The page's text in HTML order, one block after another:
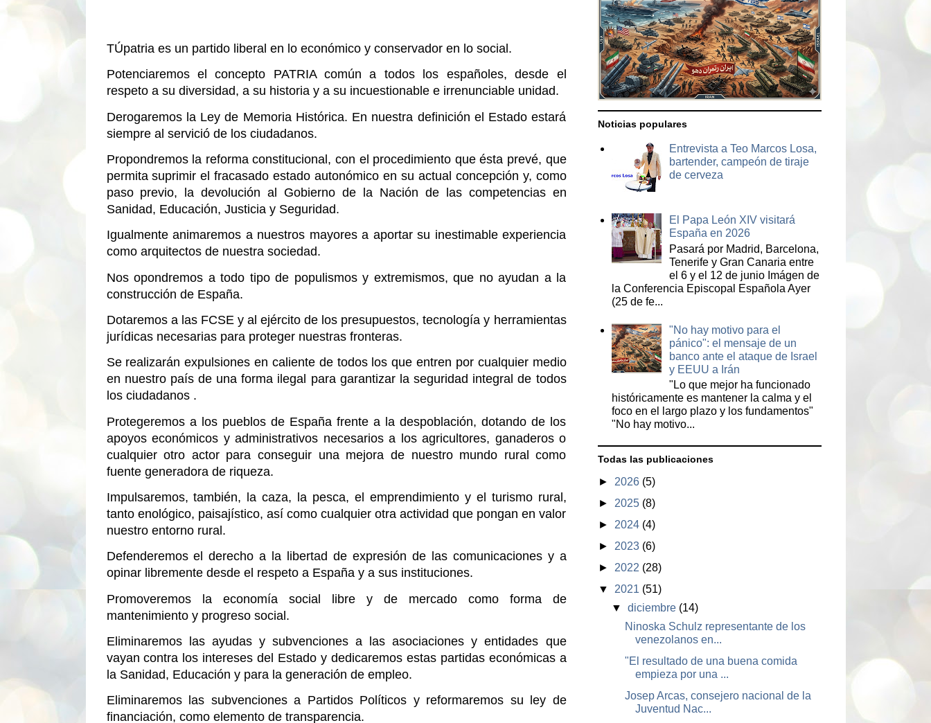
TÚpatria es un partido liberal en lo económico y conservador en lo social.
Potenciaremos el concepto PATRIA común a todos los españoles, desde el
respeto a su diversidad, a su historia y a su incuestionable e irrenunciable unidad.
Derogaremos la Ley de Memoria Histórica. En nuestra definición el Estado estará
siempre al servició de los ciudadanos.
Propondremos la reforma constitucional, con el procedimiento que ésta prevé, que
permita suprimir el fracasado estado autonómico en su actual concepción y, como
paso previo, la devolución al Gobierno de la Nación de las competencias en
Sanidad, Educación, Justicia y Seguridad.
Igualmente animaremos a nuestros mayores a aportar su inestimable experiencia
como arquitectos de nuestra sociedad.
Nos opondremos a todo tipo de populismos y extremismos, que no ayudan a la
construcción de España.
Dotaremos a las FCSE y al ejército de los presupuestos, tecnología y herramientas
jurídicas necesarias para proteger nuestras fronteras.
Se realizarán expulsiones en caliente de todos los que entren por cualquier medio
en nuestro país de una forma ilegal para garantizar la seguridad integral de todos
los ciudadanos .
Protegeremos a los pueblos de España frente a la despoblación, dotando de los
apoyos económicos y administrativos necesarios a los agricultores, ganaderos o
cualquier otro actor para conseguir una mejora de nuestro mundo rural como
fuente generadora de riqueza.
Impulsaremos, también, la caza, la pesca, el emprendimiento y el turismo rural,
tanto enológico, paisajístico, así como cualquier otra actividad que pongan en valor
nuestro entorno rural.
Defenderemos el derecho a la libertad de expresión de las comunicaciones y a
opinar libremente desde el respeto a España y a sus instituciones.
Promoveremos la economía social libre y de mercado como forma de
mantenimiento y progreso social.
Eliminaremos las ayudas y subvenciones a las asociaciones y entidades que
vayan contra los intereses del Estado y dedicaremos estas partidas económicas a
la Sanidad, Educación y para la generación de empleo.
Eliminaremos las subvenciones a Partidos Políticos y reformaremos su ley de
financiación, como elemento de transparencia.
Noticias populares
Entrevista a Teo Marcos Losa,
bartender, campeón de tiraje
de cerveza
El Papa León XIV visitará
España en 2026
Pasará por Madrid, Barcelona,
Tenerife y Gran Canaria entre
el 6 y el 12 de junio Imágen de
la Conferencia Episcopal Española Ayer
(25 de fe...
"No hay motivo para el
pánico": el mensaje de un
banco ante el ataque de Israel
y EEUU a Irán
"Lo que mejor ha funcionado
históricamente es mantener la calma y el
foco en el largo plazo y los fundamentos"
"No hay motivo...
Todas las publicaciones
► 2026 (5)
► 2025 (8)
► 2024 (4)
► 2023 (6)
► 2022 (28)
▼ 2021 (51)
▼ diciembre (14)
Ninoska Schulz representante de los
venezolanos en...
"El resultado de una buena comida
empieza por una ...
Josep Arcas, consejero nacional de la
Juventud Nac...